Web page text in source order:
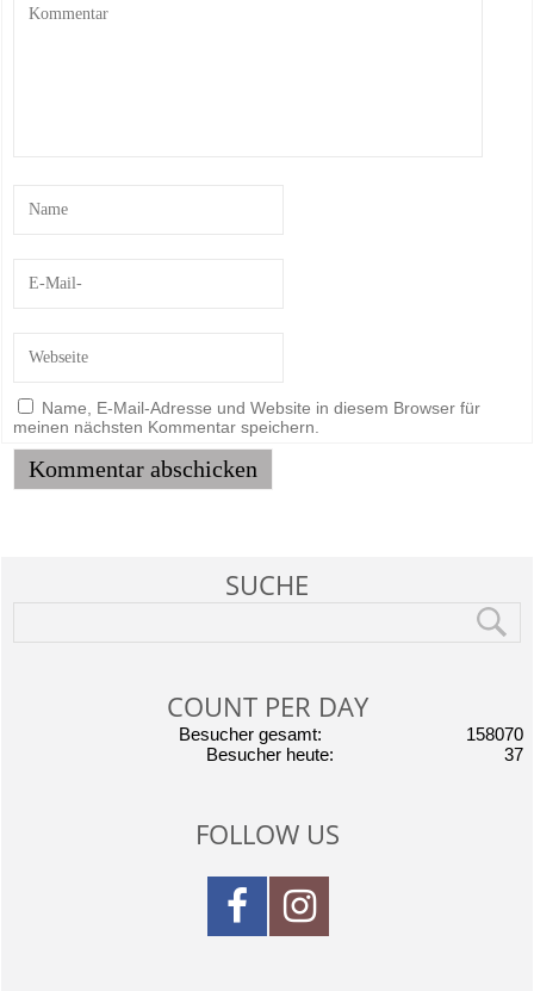
Name, E-Mail-Adresse und Website in diesem Browser für
meinen nächsten Kommentar speichern.
SUCHE
COUNT PER DAY
158070
Besucher gesamt:
37
Besucher heute:
FOLLOW US